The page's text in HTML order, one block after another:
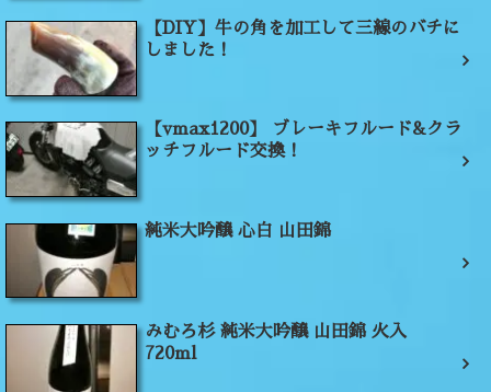
【DIY】牛の角を加工して三線のバチに
しました！
【vmax1200】 ブレーキフルード&クラ
ッチフルード交換！
純米大吟醸 心白 山田錦
みむろ杉 純米大吟醸 山田錦 火入
720ml